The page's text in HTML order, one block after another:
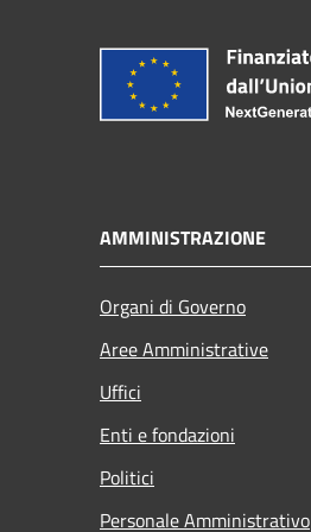
AMMINISTRAZIONE
Organi di Governo
Aree Amministrative
Uffici
Enti e fondazioni
Politici
Personale Amministrativo